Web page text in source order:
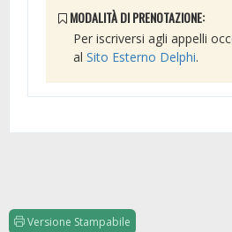
MODALITÀ DI PRENOTAZIONE:
Per iscriversi agli appelli
al Sito Esterno Delphi.
Versione Stampabile